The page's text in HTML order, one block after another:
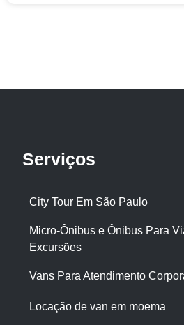
Serviços
City Tour Em São Paulo
Micro-Ônibus e Ônibus Para
Excursões
Vans Para Atendimento
Locação de van em moema